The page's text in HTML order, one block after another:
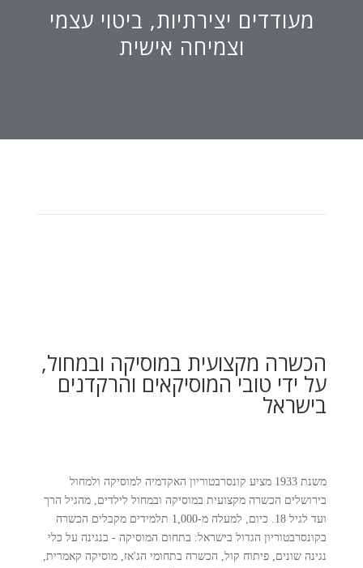
מעודדים יצירתיות, ביטוי עצמי
וצמיחה אישית
הכשרה מקצועית במוסיקה ובמחול,
על ידי טובי המוסיקאים והרקדנים
בישראל
משנת 1933 מציע קונסרבטוריון האקדמיה למוסיקה ולמחול
בירושלים הכשרה מקצועית במוסיקה ובמחול לילדים, מהגיל הרך
ועד לגיל 18. כיום, למעלה מ-1,000 תלמידים מקבלים הכשרה
בקונסרבטוריון הגדול בישראל: בתחום המוסיקה - בנגינה על כלי
נגינה שונים, פיתוח קול, הכשרה בתחומי הג'אז, מוסיקה קאמרית,